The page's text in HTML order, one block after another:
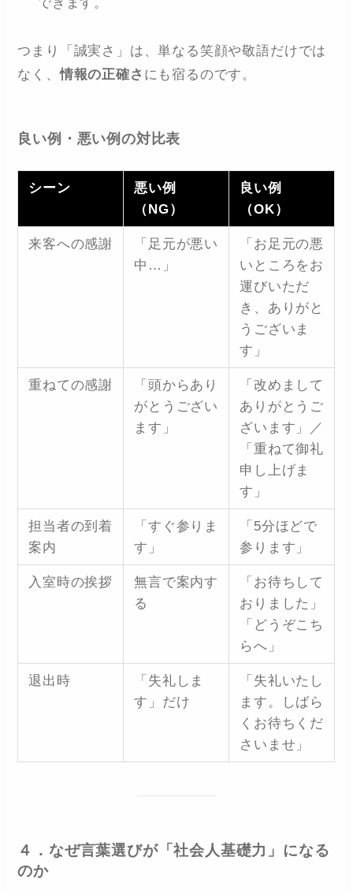
つまり「誠実さ」は、単なる笑顔や敬語だけでは
なく、情報の正確さ にも宿るのです。
良い例・悪い例の対比表
シーン
悪い例
（NG）
良い例
（OK）
来客への感謝
「足元が悪い
中…」
「お足元の悪
いところをお
運びいただ
き、ありがと
うございま
す」
重ねての感謝
「頭からあり
がとうござい
ます」
「改めまして
ありがとうご
ざいます」／
「重ねて御礼
申し上げま
す」
担当者の到着
案内
「すぐ参りま
す」
「5分ほどで
参ります」
入室時の挨拶
無言で案内す
る
「お待ちして
おりました」
「どうぞこち
らへ」
退出時
「失礼しま
す」だけ
「失礼いたし
ます。しばら
くお待ちくだ
さいませ」
４．なぜ言葉選びが「社会人基礎力」になる
のか